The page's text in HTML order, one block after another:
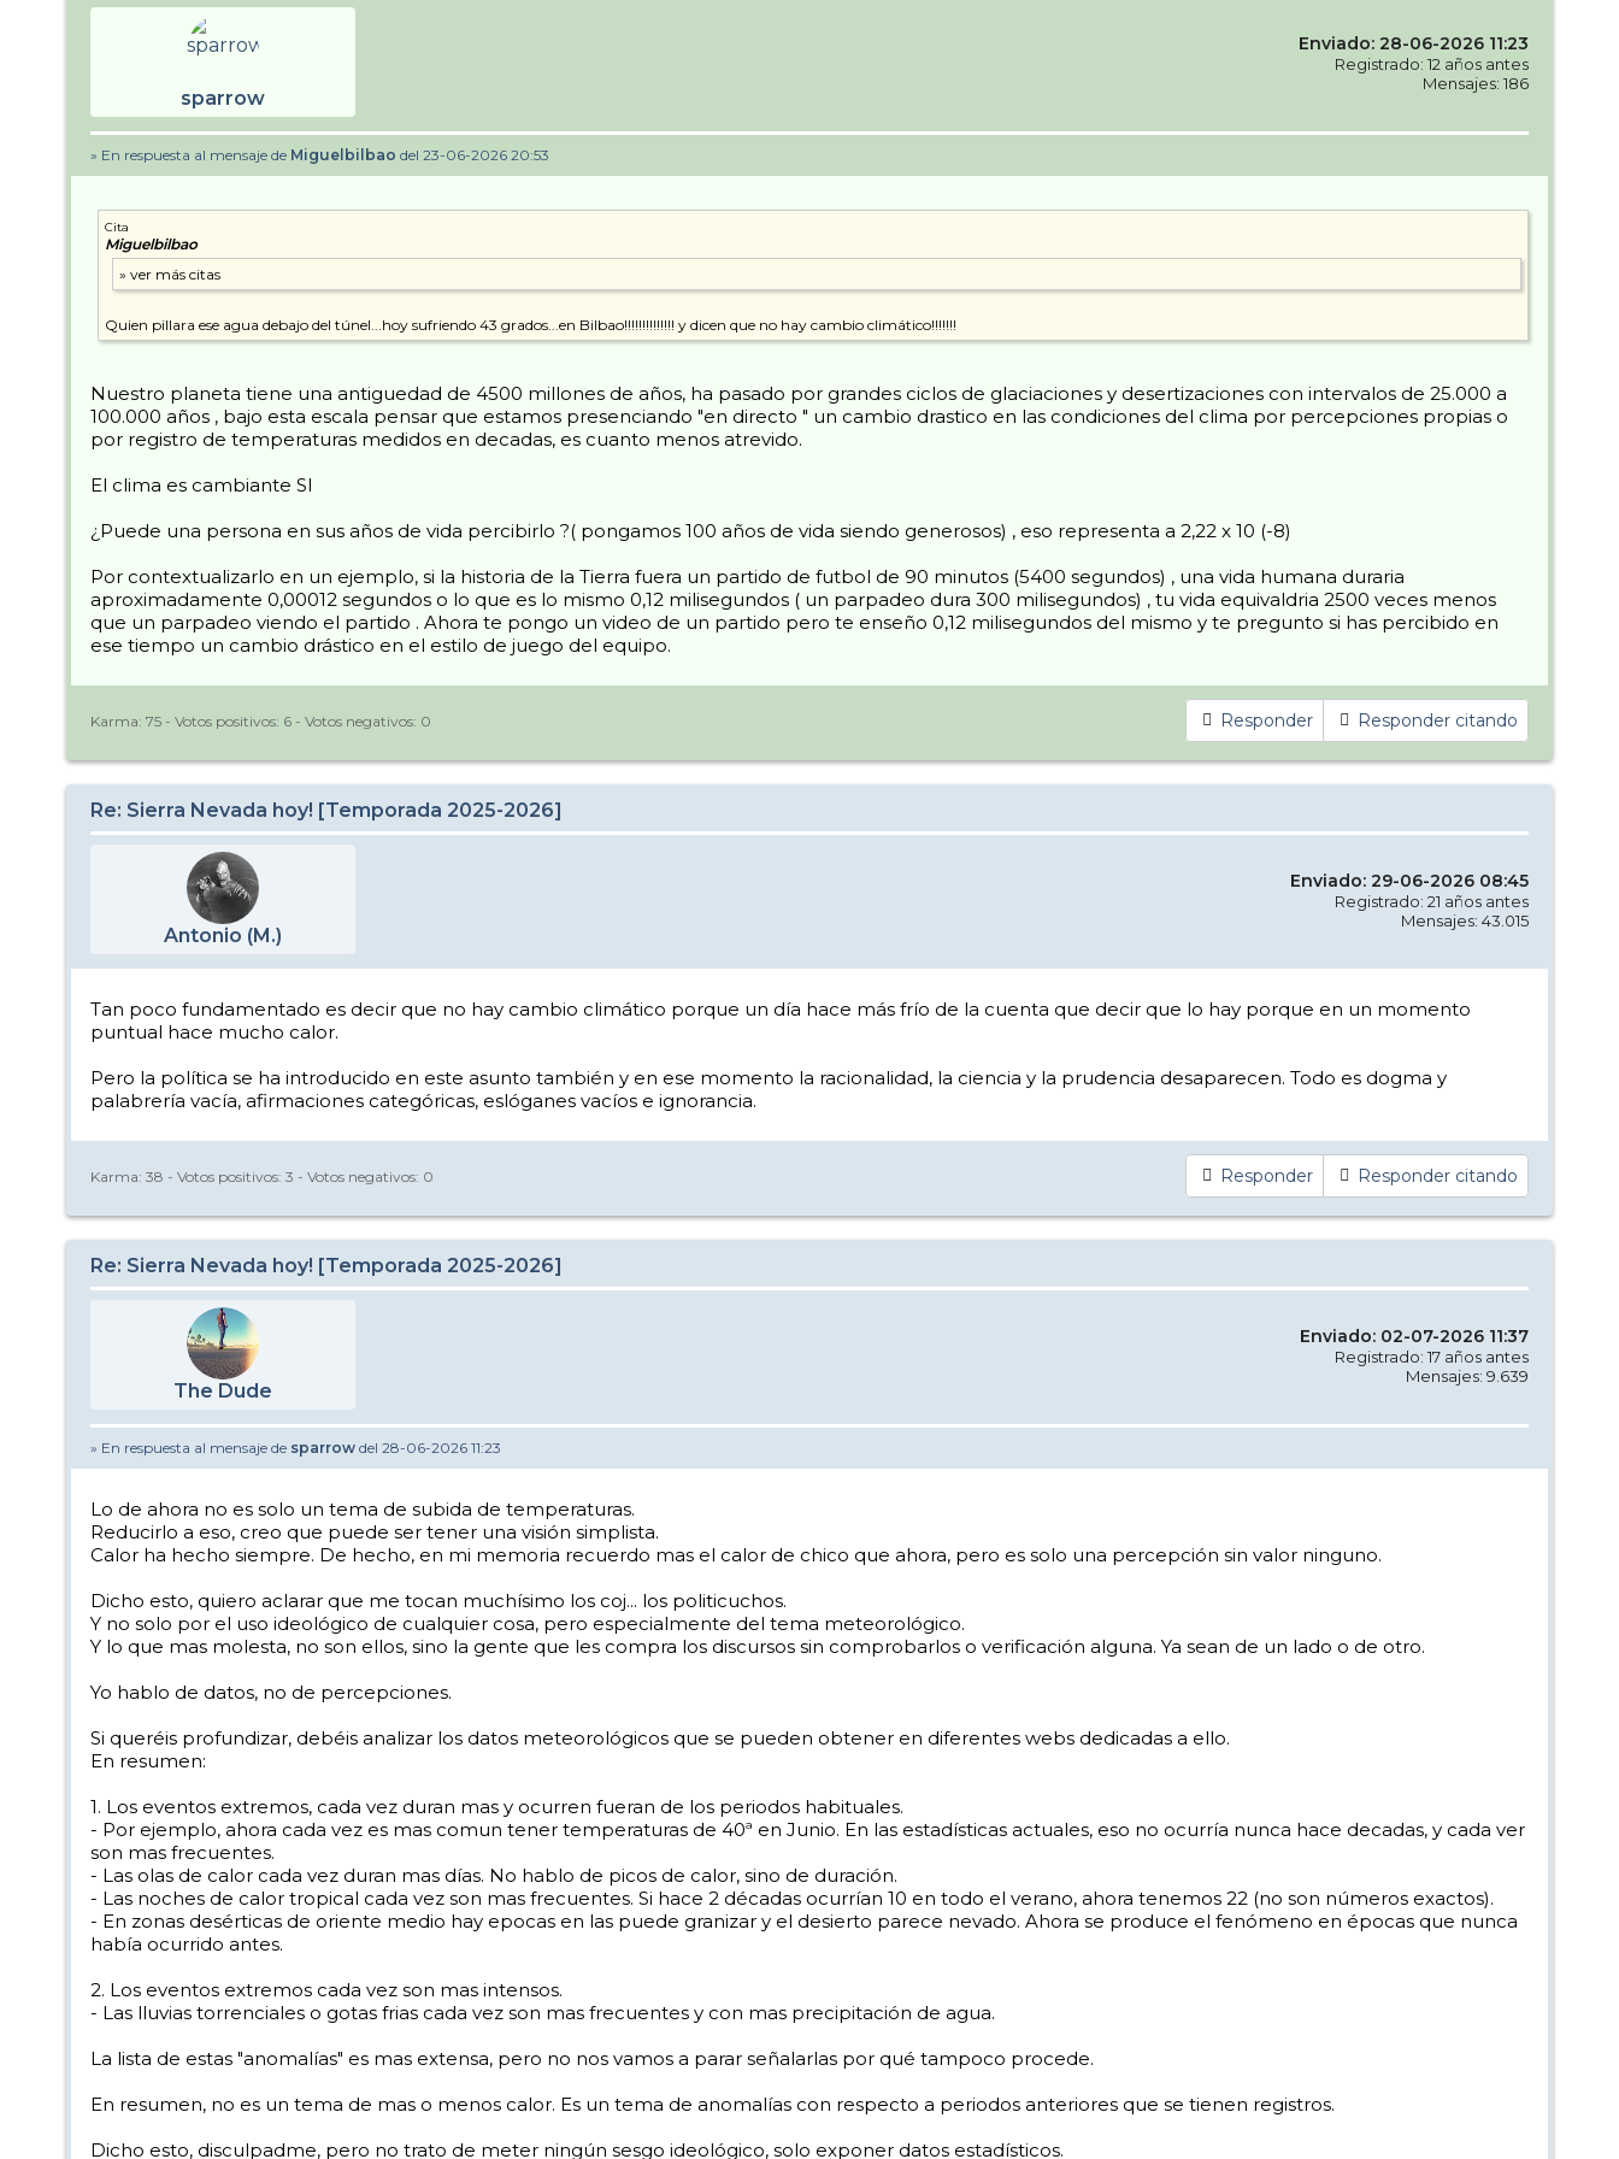
sparrow
Enviado: 28-06-2026 11:23
Registrado: 12 años antes
Mensajes: 186
» En respuesta al mensaje de Miguelbilbao del 23-06-2026 20:53
Cita
Miguelbilbao
Quien pillara ese agua debajo del túnel...hoy sufriendo 43 grados...en Bilbao!!!!!!!!!!!!!! y dicen que no hay cambio climático!!!!!!!
Nuestro planeta tiene una antiguedad de 4500 millones de años, ha pasado por grandes ciclos de glaciaciones y desertizaciones con intervalos de 25.000 a
100.000 años , bajo esta escala pensar que estamos presenciando "en directo " un cambio drastico en las condiciones del clima por percepciones propias o
por registro de temperaturas medidos en decadas, es cuanto menos atrevido.
El clima es cambiante SI
¿Puede una persona en sus años de vida percibirlo ?( pongamos 100 años de vida siendo generosos) , eso representa a 2,22 x 10 (-8)
Por contextualizarlo en un ejemplo, si la historia de la Tierra fuera un partido de futbol de 90 minutos (5400 segundos) , una vida humana duraria
aproximadamente 0,00012 segundos o lo que es lo mismo 0,12 milisegundos ( un parpadeo dura 300 milisegundos) , tu vida equivaldria 2500 veces menos
que un parpadeo viendo el partido . Ahora te pongo un video de un partido pero te enseño 0,12 milisegundos del mismo y te pregunto si has percibido en
ese tiempo un cambio drástico en el estilo de juego del equipo.
Responder Responder citando
Karma: 75 - Votos positivos: 6 - Votos negativos: 0
Re: Sierra Nevada hoy! [Temporada 2025-2026]
Antonio (M.)
Enviado: 29-06-2026 08:45
Registrado: 21 años antes
Mensajes: 43.015
Tan poco fundamentado es decir que no hay cambio climático porque un día hace más frío de la cuenta que decir que lo hay porque en un momento
puntual hace mucho calor.
Pero la política se ha introducido en este asunto también y en ese momento la racionalidad, la ciencia y la prudencia desaparecen. Todo es dogma y
palabrería vacía, afirmaciones categóricas, eslóganes vacíos e ignorancia.
Responder Responder citando
Karma: 38 - Votos positivos: 3 - Votos negativos: 0
Re: Sierra Nevada hoy! [Temporada 2025-2026]
The Dude
Enviado: 02-07-2026 11:37
Registrado: 17 años antes
Mensajes: 9.639
» En respuesta al mensaje de sparrow del 28-06-2026 11:23
Lo de ahora no es solo un tema de subida de temperaturas.
Reducirlo a eso, creo que puede ser tener una visión simplista.
Calor ha hecho siempre. De hecho, en mi memoria recuerdo mas el calor de chico que ahora, pero es solo una percepción sin valor ninguno.
Dicho esto, quiero aclarar que me tocan muchísimo los coj... los politicuchos.
Y no solo por el uso ideológico de cualquier cosa, pero especialmente del tema meteorológico.
Y lo que mas molesta, no son ellos, sino la gente que les compra los discursos sin comprobarlos o verificación alguna. Ya sean de un lado o de otro.
Yo hablo de datos, no de percepciones.
Si queréis profundizar, debéis analizar los datos meteorológicos que se pueden obtener en diferentes webs dedicadas a ello.
En resumen:
1. Los eventos extremos, cada vez duran mas y ocurren fueran de los periodos habituales.
- Por ejemplo, ahora cada vez es mas comun tener temperaturas de 40ª en Junio. En las estadísticas actuales, eso no ocurría nunca hace decadas, y cada ver
son mas frecuentes.
- Las olas de calor cada vez duran mas días. No hablo de picos de calor, sino de duración.
- Las noches de calor tropical cada vez son mas frecuentes. Si hace 2 décadas ocurrían 10 en todo el verano, ahora tenemos 22 (no son números exactos).
- En zonas desérticas de oriente medio hay epocas en las puede granizar y el desierto parece nevado. Ahora se produce el fenómeno en épocas que nunca
había ocurrido antes.
2. Los eventos extremos cada vez son mas intensos.
- Las lluvias torrenciales o gotas frias cada vez son mas frecuentes y con mas precipitación de agua.
La lista de estas "anomalías" es mas extensa, pero no nos vamos a parar señalarlas por qué tampoco procede.
En resumen, no es un tema de mas o menos calor. Es un tema de anomalías con respecto a periodos anteriores que se tienen registros.
Dicho esto, disculpadme, pero no trato de meter ningún sesgo ideológico, solo exponer datos estadísticos.